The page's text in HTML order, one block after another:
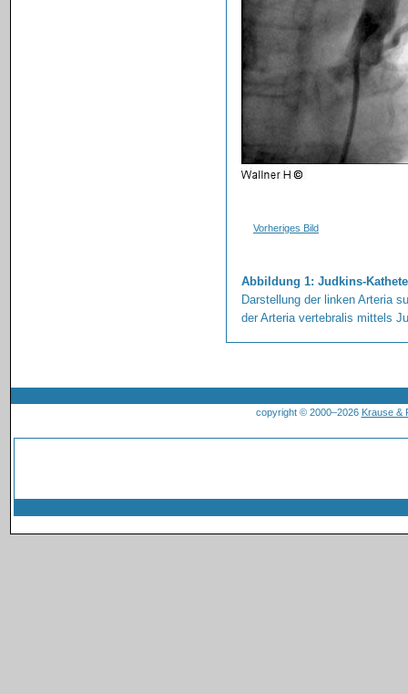
Vorheriges Bild
Abbildung 1: Judkins-
Darstellung der linken Arteria
der Arteria vertebralis mittels
copyright © 2000–2026 Krause &